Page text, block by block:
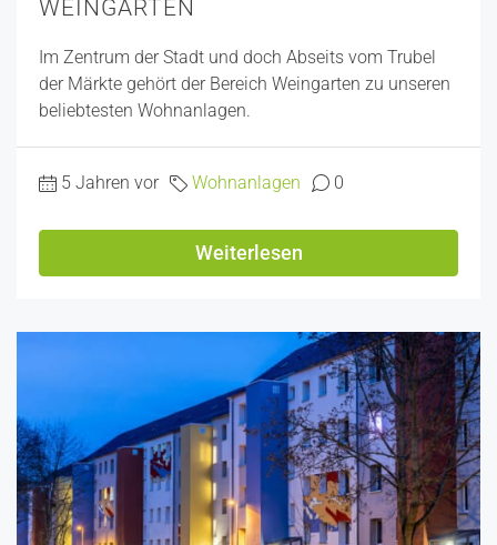
WEINGARTEN
Im Zentrum der Stadt und doch Abseits vom Trubel
der Märkte gehört der Bereich Weingarten zu unseren
beliebtesten Wohnanlagen.
5 Jahren vor Wohnanlagen 0
Weiterlesen